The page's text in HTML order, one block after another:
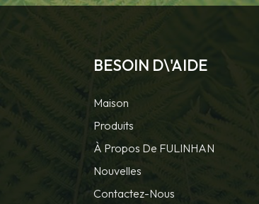
BESOIN D\'AIDE
Maison
Produits
À Propos De FULINHAN
Nouvelles
Contactez-Nous